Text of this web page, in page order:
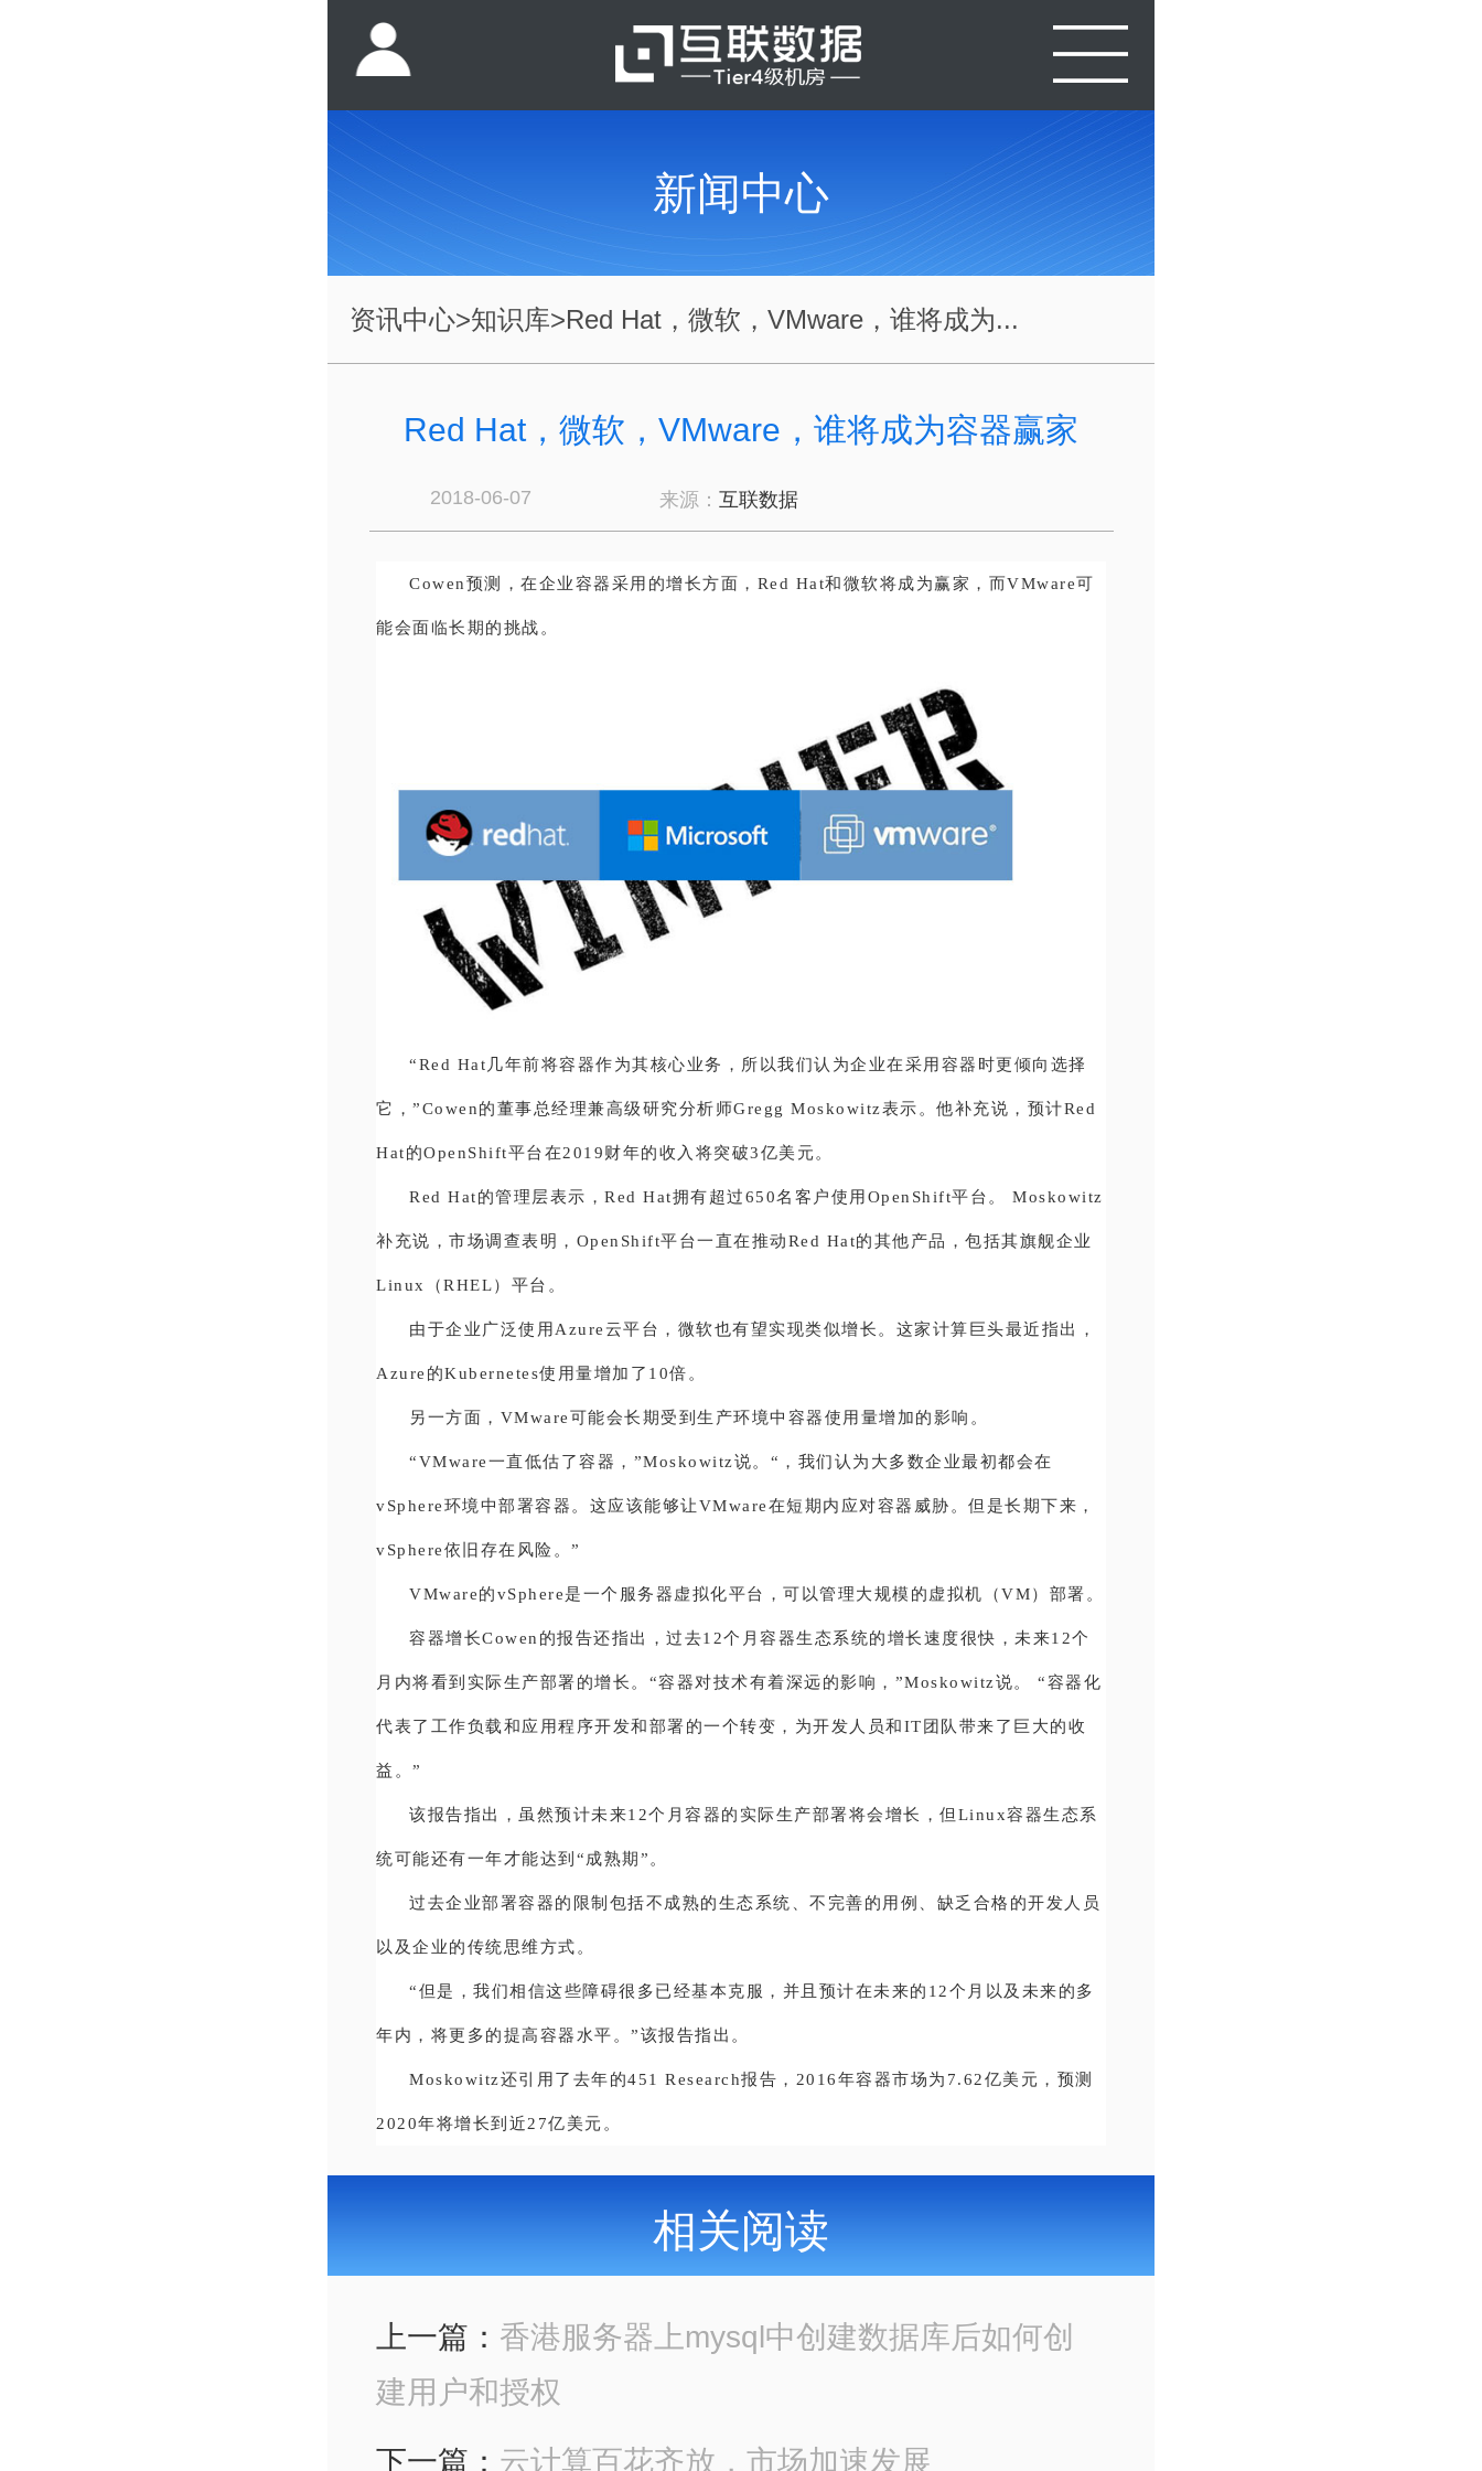
新闻中心
资讯中心>知识库>Red Hat，微软，VMware，谁将成为...
Red Hat，微软，VMware，谁将成为容器赢家
2018-06-07 来源： 互联数据
Cowen预测，在企业容器采用的增长方面，Red Hat和微软将成为赢家，而VMware可
能会面临长期的挑战。
“Red Hat几年前将容器作为其核心业务，所以我们认为企业在采用容器时更倾向选择
它，”Cowen的董事总经理兼高级研究分析师Gregg Moskowitz表示。他补充说，预计Red
Hat的OpenShift平台在2019财年的收入将突破3亿美元。
Red Hat的管理层表示，Red Hat拥有超过650名客户使用OpenShift平台。 Moskowitz
补充说，市场调查表明，OpenShift平台一直在推动Red Hat的其他产品，包括其旗舰企业
Linux（RHEL）平台。
由于企业广泛使用Azure云平台，微软也有望实现类似增长。这家计算巨头最近指出，
Azure的Kubernetes使用量增加了10倍。
另一方面，VMware可能会长期受到生产环境中容器使用量增加的影响。
“VMware一直低估了容器，”Moskowitz说。“，我们认为大多数企业最初都会在
vSphere环境中部署容器。这应该能够让VMware在短期内应对容器威胁。但是长期下来，
vSphere依旧存在风险。”
VMware的vSphere是一个服务器虚拟化平台，可以管理大规模的虚拟机（VM）部署。
容器增长Cowen的报告还指出，过去12个月容器生态系统的增长速度很快，未来12个
月内将看到实际生产部署的增长。“容器对技术有着深远的影响，”Moskowitz说。 “容器化
代表了工作负载和应用程序开发和部署的一个转变，为开发人员和IT团队带来了巨大的收
益。”
该报告指出，虽然预计未来12个月容器的实际生产部署将会增长，但Linux容器生态系
统可能还有一年才能达到“成熟期”。
过去企业部署容器的限制包括不成熟的生态系统、不完善的用例、缺乏合格的开发人员
以及企业的传统思维方式。
“但是，我们相信这些障碍很多已经基本克服，并且预计在未来的12个月以及未来的多
年内，将更多的提高容器水平。”该报告指出。
Moskowitz还引用了去年的451 Research报告，2016年容器市场为7.62亿美元，预测
2020年将增长到近27亿美元。
相关阅读
上一篇： 香港服务器上mysql中创建数据库后如何创
建用户和授权
下一篇： 云计算百花齐放，市场加速发展